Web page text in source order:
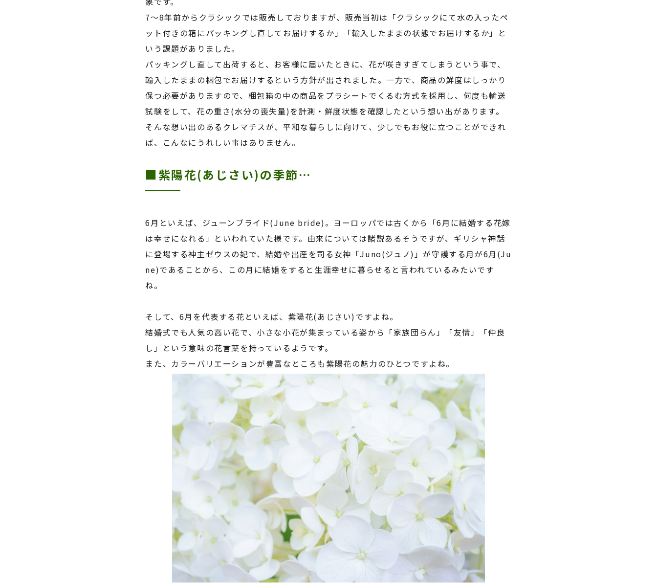
7～8年前からクラシックでは販売しておりますが、販売当初は「クラシックにて水の入ったペ
ット付きの箱にパッキングし直してお届けするか」「輸入したままの状態でお届けするか」と
いう課題がありました。
パッキングし直して出荷すると、お客様に届いたときに、花が咲きすぎてしまうという事で、
輸入したままの梱包でお届けするという方針が出されました。一方で、商品の鮮度はしっかり
保つ必要がありますので、梱包箱の中の商品をプラシートでくるむ方式を採用し、何度も輸送
試験をして、花の重さ(水分の喪失量)を計測・鮮度状態を確認したという想い出があります。
そんな想い出のあるクレマチスが、平和な暮らしに向けて、少しでもお役に立つことができれ
ば、こんなにうれしい事はありません。
■紫陽花(あじさい)の季節…
6月といえば、ジューンブライド(June bride)。ヨーロッパでは古くから「6月に結婚する花嫁
は幸せになれる」といわれていた様です。由来については諸説あるそうですが、ギリシャ神話
に登場する神主ゼウスの妃で、結婚や出産を司る女神「Juno(ジュノ)」が守護する月が6月 (Ju
ne)であることから、この月に結婚をすると生涯幸せに暮らせると言われているみたいです
ね。
そして、 6月を代表する花といえば、紫陽花(あじさい)ですよね。
結婚式でも人気の高い花で、小さな小花が集まっている姿から「家族団らん」「友情」「仲良
し」という意味の花言葉を持っているようです。
また、カラーバリエーションが豊富なところも紫陽花の魅力のひとつですよね。